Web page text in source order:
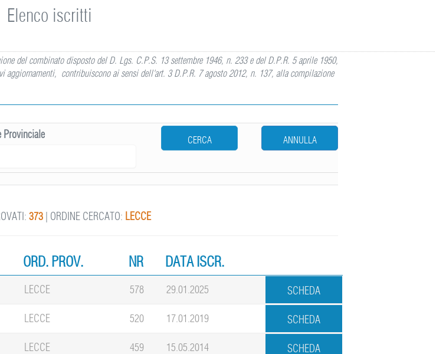
Elenco iscritti
del combinato disposto del D. Lgs. C.P.S. 13 settembre 1946, n. 233 e del D.P.R. 5 aprile 1950,
aggiornamenti, contribuiscono ai sensi dell'art. 3 D.P.R. 7 agosto 2012, n. 137, alla compilazione
Provinciale CERCA ANNULLA
373 | ORDINE CERCATO: LECCE
ORD. PROV. NR DATA ISCR.
LECCE 578 29.01.2025
LECCE 520 17.01.2019
LECCE 459 15.05.2014